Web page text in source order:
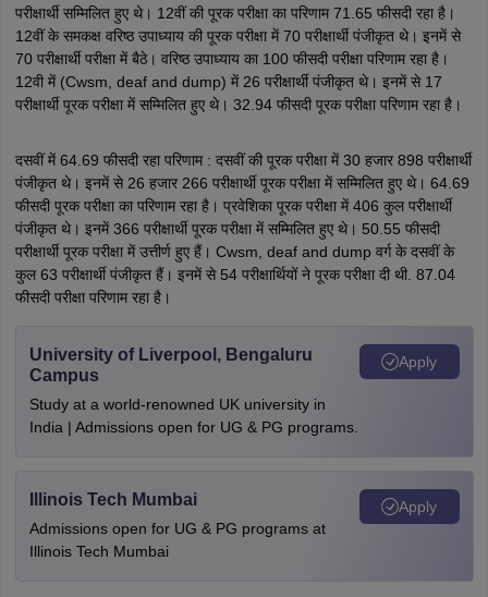
परीक्षार्थी सम्मिलित हुए थे। 12वीं की पूरक परीक्षा का परिणाम 71.65 फीसदी रहा है।
12वीं के समकक्ष वरिष्ठ उपाध्याय की पूरक परीक्षा में 70 परीक्षार्थी पंजीकृत थे। इनमें से
70 परीक्षार्थी परीक्षा में बैठे। वरिष्ठ उपाध्याय का 100 फीसदी परीक्षा परिणाम रहा है।
12वी में (Cwsm, deaf and dump) में 26 परीक्षार्थी पंजीकृत थे। इनमें से 17
परीक्षार्थी पूरक परीक्षा में सम्मिलित हुए थे। 32.94 फीसदी पूरक परीक्षा परिणाम रहा है।
दसवीं में 64.69 फीसदी रहा परिणाम : दसवीं की पूरक परीक्षा में 30 हजार 898 परीक्षार्थी
पंजीकृत थे। इनमें से 26 हजार 266 परीक्षार्थी पूरक परीक्षा में सम्मिलित हुए थे। 64.69
फीसदी पूरक परीक्षा का परिणाम रहा है। प्रवेशिका पूरक परीक्षा में 406 कुल परीक्षार्थी
पंजीकृत थे। इनमें 366 परीक्षार्थी पूरक परीक्षा में सम्मिलित हुए थे। 50.55 फीसदी
परीक्षार्थी पूरक परीक्षा में उत्तीर्ण हुए हैं। Cwsm, deaf and dump वर्ग के दसवीं के
कुल 63 परीक्षार्थी पंजीकृत हैं। इनमें से 54 परीक्षार्थियों ने पूरक परीक्षा दी थी. 87.04
फीसदी परीक्षा परिणाम रहा है।
University of Liverpool, Bengaluru
Campus
Study at a world-renowned UK university in
India | Admissions open for UG & PG programs.
Apply
Illinois Tech Mumbai
Admissions open for UG & PG programs at
Illinois Tech Mumbai
Apply